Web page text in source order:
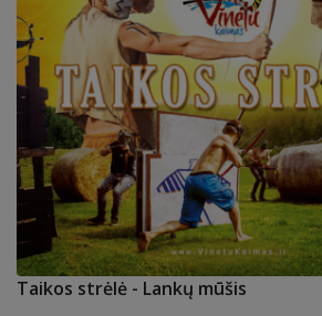
Taikos strėlė - Lankų mūšis